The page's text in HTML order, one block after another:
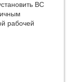
ВС
рабочей